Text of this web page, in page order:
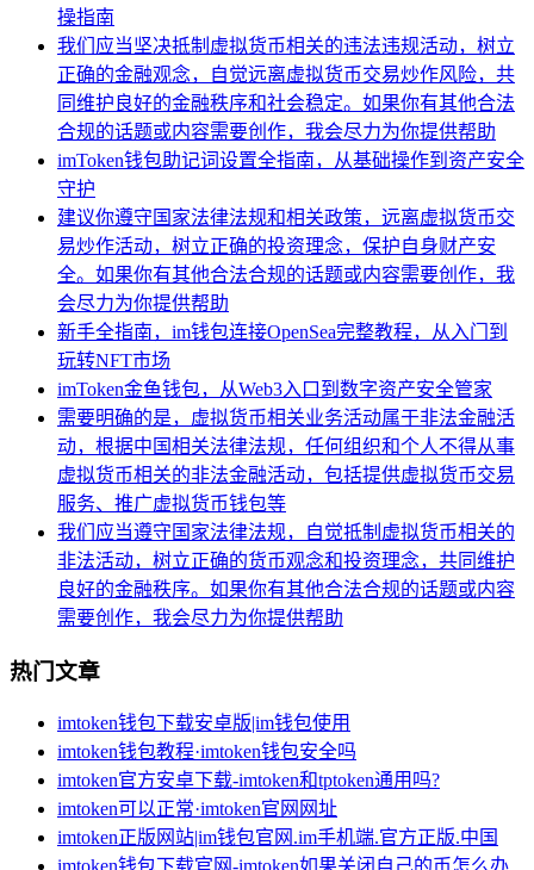
操指南
我们应当坚决抵制虚拟货币相关的违法违规活动，树立
正确的金融观念，自觉远离虚拟货币交易炒作风险，共
同维护良好的金融秩序和社会稳定。如果你有其他合法
合规的话题或内容需要创作，我会尽力为你提供帮助
imToken钱包助记词设置全指南，从基础操作到资产安全
守护
建议你遵守国家法律法规和相关政策，远离虚拟货币交
易炒作活动，树立正确的投资理念，保护自身财产安
全。如果你有其他合法合规的话题或内容需要创作，我
会尽力为你提供帮助
新手全指南，im钱包连接OpenSea完整教程，从入门到
玩转NFT市场
imToken金鱼钱包，从Web3入口到数字资产安全管家
需要明确的是，虚拟货币相关业务活动属于非法金融活
动，根据中国相关法律法规，任何组织和个人不得从事
虚拟货币相关的非法金融活动，包括提供虚拟货币交易
服务、推广虚拟货币钱包等
我们应当遵守国家法律法规，自觉抵制虚拟货币相关的
非法活动，树立正确的货币观念和投资理念，共同维护
良好的金融秩序。如果你有其他合法合规的话题或内容
需要创作，我会尽力为你提供帮助
热门文章
imtoken钱包下载安卓版|im钱包使用
imtoken钱包教程·imtoken钱包安全吗
imtoken官方安卓下载-imtoken和tptoken通用吗?
imtoken可以正常·imtoken官网网址
imtoken正版网站|im钱包官网.im手机端.官方正版.中国